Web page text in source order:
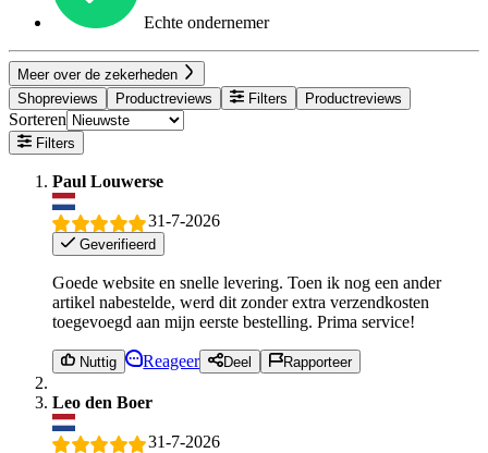
Echte ondernemer
Meer over de zekerheden
Shopreviews
Productreviews Filters Productreviews
Sorteren
Filters
Paul Louwerse
31-7-2026
Geverifieerd
Goede website en snelle levering. Toen ik nog een ander
artikel nabestelde, werd dit zonder extra verzendkosten
toegevoegd aan mijn eerste bestelling. Prima service!
Nuttig Reageer Deel Rapporteer
Leo den Boer
31-7-2026